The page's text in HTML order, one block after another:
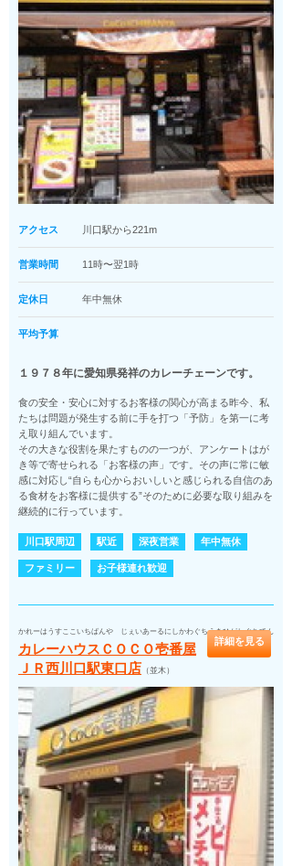
アクセス 川口駅から221m
営業時間 11時〜翌1時
定休日 年中無休
平均予算
１９７８年に愛知県発祥のカレーチェーンです。
食の安全・安心に対するお客様の関心が高まる昨今、私
たちは問題が発生する前に手を打つ「予防」を第一に考
え取り組んでいます。
その大きな役割を果たすものの一つが、アンケートはが
き等で寄せられる「お客様の声」です。その声に常に敏
感に対応し“自らも心からおいしいと感じられる自信のあ
る食材をお客様に提供する”そのために必要な取り組みを
継続的に行っています。
川口駅周辺 駅近 深夜営業 年中無休
ファミリー お子様連れ歓迎
かれーはうすここいちばんや じぇいあーるにしかわぐちえきひがしぐちてん
カレーハウスＣＯＣＯ壱番屋
ＪＲ西川口駅東口店 （並木）
詳細を見る